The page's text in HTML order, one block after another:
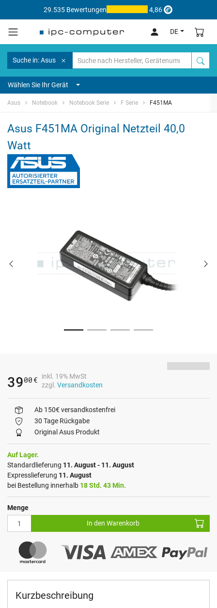
29.535 Bewertungen 4,86
DE
Suche in: Asus
Wählen Sie Ihr Gerät
Asus Notebook Notebook Serie F Serie F451MA
Asus F451MA Original Netzteil 40,0
Watt
Kurzbeschreibung
3900 €
inkl. 19% MwSt
zzgl. Versandkosten
Ab 150€ versandkostenfrei
30 Tage Rückgabe
Original Asus Produkt
Auf Lager.
Standardlieferung 11. August - 11. August
Expresslieferung 11. August
bei Bestellung innerhalb 18 Std. 43 Min.
Menge
In den Warenkorb